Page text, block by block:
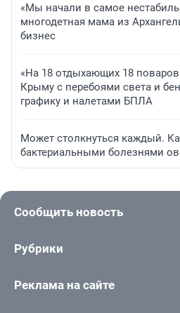
«Мы начали в самое
многодетная мама из
бизнес
«На 18 отдыхающих 18
Крыму с перебоями света и
графику и налетами БПЛА
Может столкнуться каждый.
бактериальными болезнями
Сообщить новость
Рубрики
Реклама на сайте